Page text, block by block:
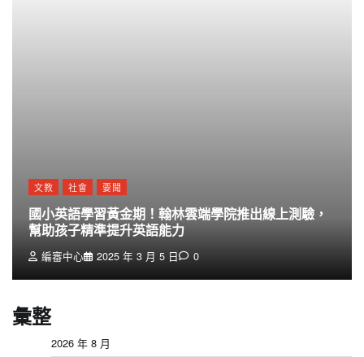
文教 社會 要聞
國小英語學習黃金期！翰林雲端學院推出線上測驗，
幫助孩子精準提升英語能力
編審中心 2025 年 3 月 5 日 0
彙整
2026 年 8 月